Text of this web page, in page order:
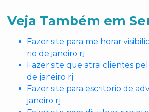
Veja Também em
Fazer site para melhorar
rio de janeiro rj
Fazer site que atrai clientes
de janeiro rj
Fazer site para escritorio de
janeiro rj